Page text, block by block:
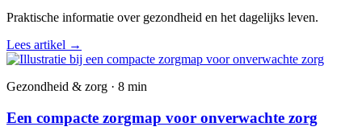
Praktische informatie over gezondheid en het dagelijks leven.
Lees artikel →
Gezondheid & zorg · 8 min
Een compacte zorgmap voor onverwachte zorg